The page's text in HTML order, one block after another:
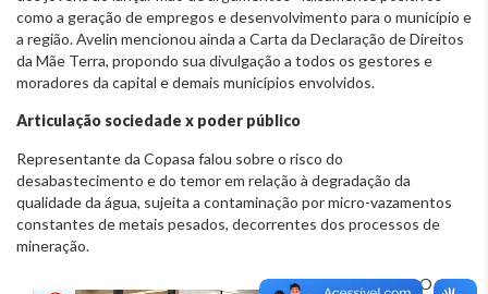
como a geração de empregos e desenvolvimento para o município e
a região. Avelin mencionou ainda a Carta da Declaração de Direitos
da Mãe Terra, propondo sua divulgação a todos os gestores e
moradores da capital e demais municípios envolvidos.
Articulação sociedade x poder público
Representante da Copasa falou sobre o risco do
desabastecimento e do temor em relação à degradação da
qualidade da água, sujeita a contaminação por micro-vazamentos
constantes de metais pesados, decorrentes dos processos de
mineração.
O